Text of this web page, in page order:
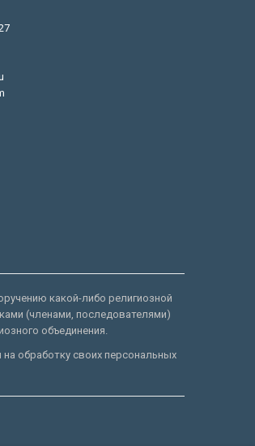
какой-либо религиозной
(членами, последователями)
объединения.
обработку своих персональных